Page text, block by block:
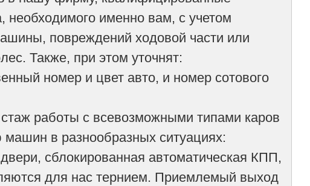
необходимого именно вам, с учетом
повреждений ходовой части или
Также, при этом уточнят:
номер и цвет авто, и номер сотового
работы с всевозможными типами каров
в разнообразных ситуациях:
сблокированная автоматическая КПП,
для нас тернием. Приемлемый выход